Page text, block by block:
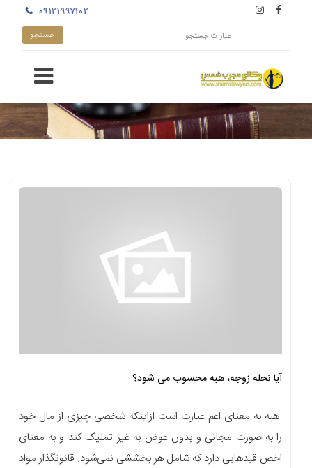
۰۹۱۲۱۹۹۷۱۰۲
آیا نحله زوجه، هبه محسوب می شود؟
هبه به معنای اعم عبارت است ازاینکه شخصی چیزی از مال خود
را به صورت مجانی و بدون عوض به غیر تملیک کند و به معنای
اخص قید‌هایی دارد که شامل هر بخششی نمی‌شود. قانونگذار مواد